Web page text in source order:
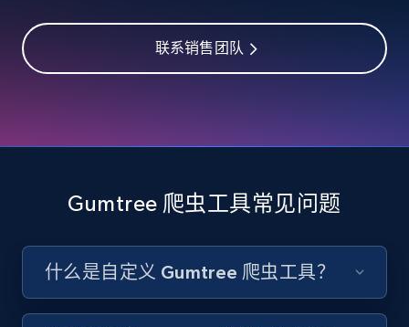
Youtube - Videos posts
Video length, Likes, Views, and more.
8.1K+ 716+ 注册使用
联系销售团队
Gumtree 爬虫工具常见问题
什么是自定义 Gumtree 爬虫工具？